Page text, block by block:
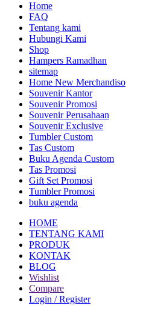
Home
FAQ
Tentang kami
Hubungi Kami
Shop
Hampers Ramadhan
sitemap
Home New Merchandiso
Souvenir Kantor
Souvenir Promosi
Souvenir Perusahaan
Souvenir Exclusive
Tumbler Custom
Tas Custom
Buku Agenda Custom
Tas Promosi
Gift Set Promosi
Tumbler Promosi
buku agenda
HOME
TENTANG KAMI
PRODUK
KONTAK
BLOG
Wishlist
Compare
Login / Register